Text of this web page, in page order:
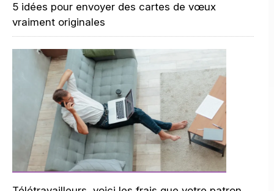
5 idées pour envoyer des cartes de vœux
vraiment originales